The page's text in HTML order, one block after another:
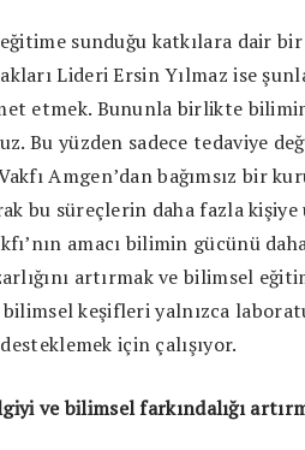
sunduğu katkılara dair
Lideri Ersin Yılmaz ise
etmek. Bununla birlikte
Bu yüzden sadece tedaviye
Amgen’dan bağımsız bir
bu süreçlerin daha fazla kişiye
amacı bilimin gücünü
artırmak ve bilimsel
keşifleri yalnızca
için çalışıyor.
ve bilimsel farkındalığı